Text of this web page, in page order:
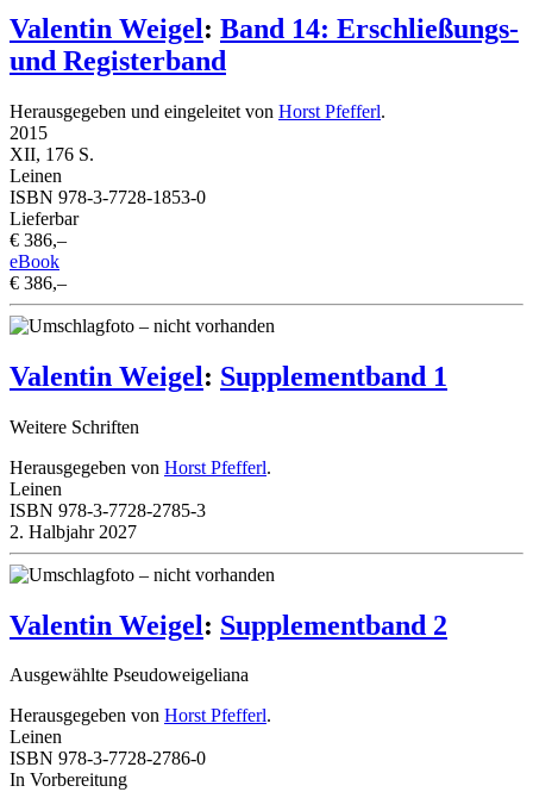
Valentin Weigel: Band 14: Erschließungs-
und Registerband
Herausgegeben und eingeleitet von Horst Pfefferl.
2015
XII, 176 S.
Leinen
ISBN 978-3-7728-1853-0
Lieferbar
€ 386,–
eBook
€ 386,–
Valentin Weigel: Supplementband 1
Weitere Schriften
Herausgegeben von Horst Pfefferl.
Leinen
ISBN 978-3-7728-2785-3
2. Halbjahr 2027
Valentin Weigel: Supplementband 2
Ausgewählte Pseudoweigeliana
Herausgegeben von Horst Pfefferl.
Leinen
ISBN 978-3-7728-2786-0
In Vorbereitung